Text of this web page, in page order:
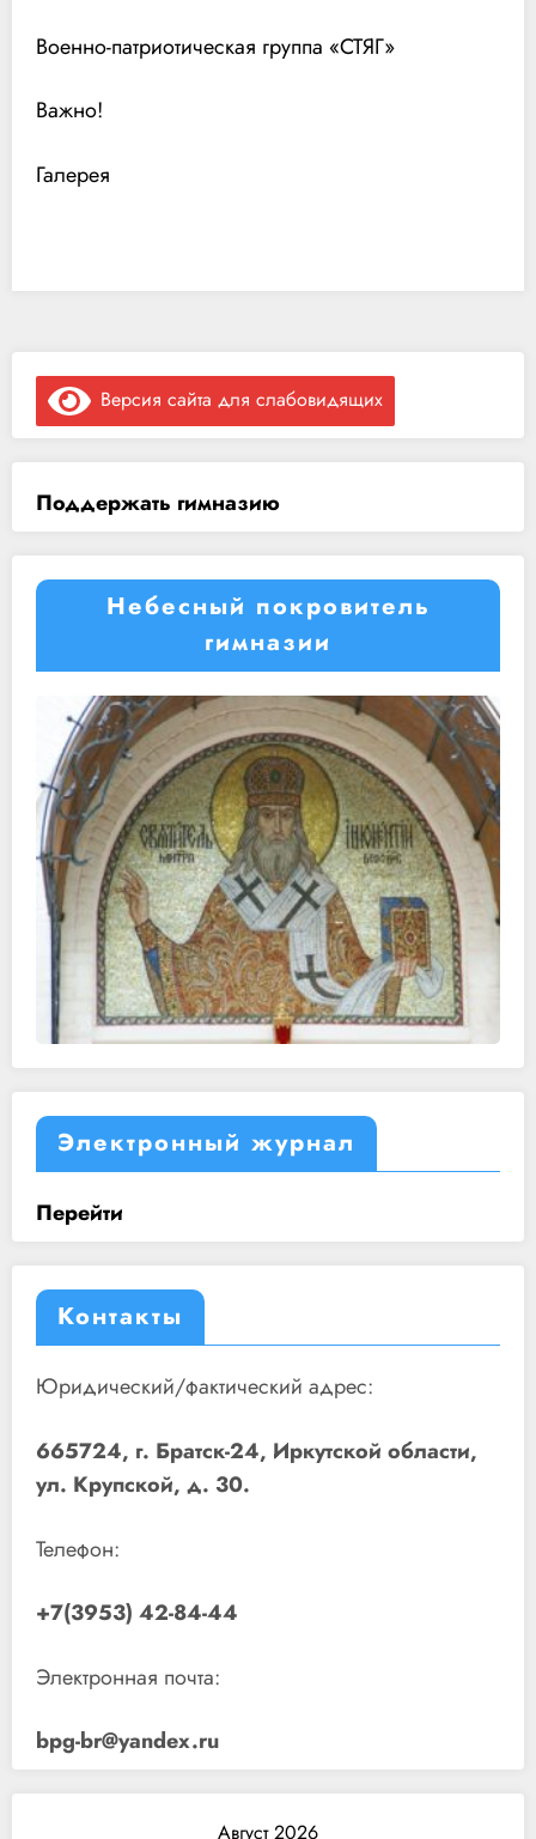
Военно-патриотическая группа «СТЯГ»
Важно!
Галерея
Версия сайта для слабовидящих
Поддержать гимназию
Небесный покровитель
гимназии
Электронный журнал
Перейти
Контакты
Юридический/фактический адрес:
665724, г. Братск-24, Иркутской области,
ул. Крупской, д. 30.
Телефон:
+7(3953) 42-84-44
Электронная почта:
bpg-br@yandex.ru
Август 2026